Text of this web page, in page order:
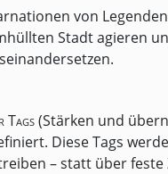
von
Stadt agieren
Tags(Stärken und
Diese Tags
– statt über feste